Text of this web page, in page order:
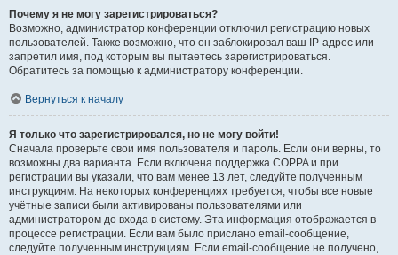
Почему я не могу зарегистрироваться?
Возможно, администратор конференции отключил регистрацию новых
пользователей. Также возможно, что он заблокировал ваш IP-адрес или
запретил имя, под которым вы пытаетесь зарегистрироваться.
Обратитесь за помощью к администратору конференции.
Вернуться к началу
Я только что зарегистрировался, но не могу войти!
Сначала проверьте свои имя пользователя и пароль. Если они верны, то
возможны два варианта. Если включена поддержка COPPA и при
регистрации вы указали, что вам менее 13 лет, следуйте полученным
инструкциям. На некоторых конференциях требуется, чтобы все новые
учётные записи были активированы пользователями или
администратором до входа в систему. Эта информация отображается в
процессе регистрации. Если вам было прислано email-сообщение,
следуйте полученным инструкциям. Если email-сообщение не получено,